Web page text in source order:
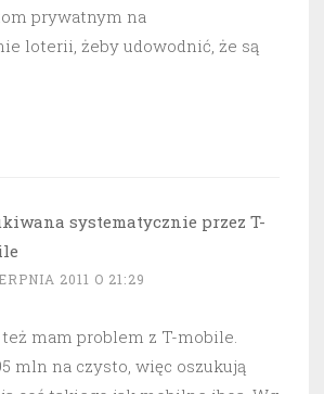
prywatnym na
loterii, żeby udowodnić, że są
systematycznie przez T-
2011 O 21:29
też mam problem z T-mobile.
mln na czysto, więc oszukują